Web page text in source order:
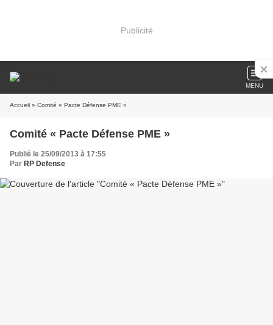
Publicité
MENU
Accueil » Comité « Pacte Défense PME »
Comité « Pacte Défense PME »
Publié le 25/09/2013 à 17:55
Par RP Defense